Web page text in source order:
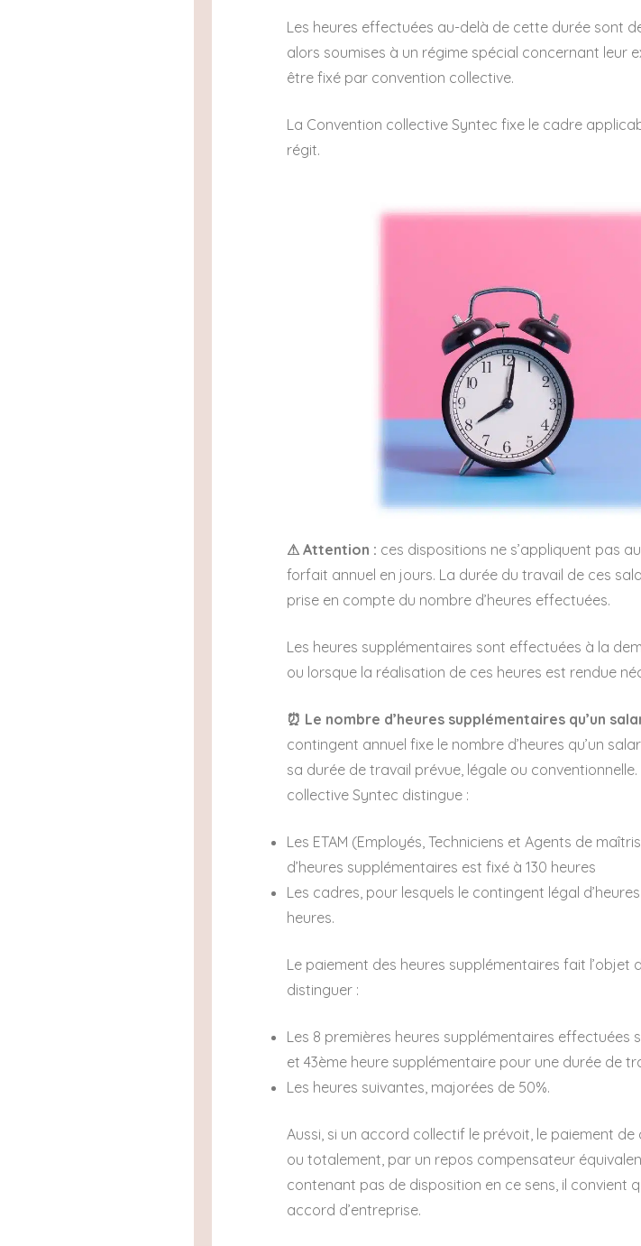
Les heures effectuées au-delà de cette durée sont
alors soumises à un régime spécial concernant leur
être fixé par convention collective.
La Convention collective Syntec fixe le cadre
régit.
⚠ Attention : ces dispositions ne s’appliquent pas
forfait annuel en jours. La durée du travail de ces
prise en compte du nombre d’heures effectuées.
Les heures supplémentaires sont effectuées à la
ou lorsque la réalisation de ces heures est rendue
⏰ Le nombre d’heures supplémentaires qu’un
contingent annuel fixe le nombre d’heures qu’un
sa durée de travail prévue, légale ou
collective Syntec distingue :
Les ETAM (Employés, Techniciens et Agents de
d’heures supplémentaires est fixé à 130 heures
Les cadres, pour lesquels le contingent légal
heures.
Le paiement des heures supplémentaires fait l’objet
distinguer :
Les 8 premières heures supplémentaires effectuées
et 43ème heure supplémentaire pour une durée de
Les heures suivantes, majorées de 50%.
Aussi, si un accord collectif le prévoit, le paiement
ou totalement, par un repos compensateur
contenant pas de disposition en ce sens, il convient
accord d’entreprise.